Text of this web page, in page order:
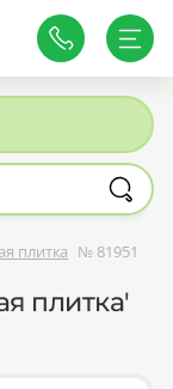
плитка № 81951
плитка'